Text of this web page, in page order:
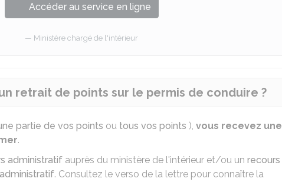
Accéder au service en ligne
Ministère chargé de l'intérieur
retrait de points sur le permis de conduire ?
partie de vos points ou tous vos points ), vous recevez une
.
administratif auprès du ministère de l'intérieur et/ou un recours
. Consultez le verso de la lettre pour connaître la